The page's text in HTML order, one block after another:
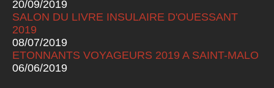
20/09/2019
SALON DU LIVRE INSULAIRE D'OUESSANT
2019
08/07/2019
ETONNANTS VOYAGEURS 2019 A SAINT-MALO
06/06/2019